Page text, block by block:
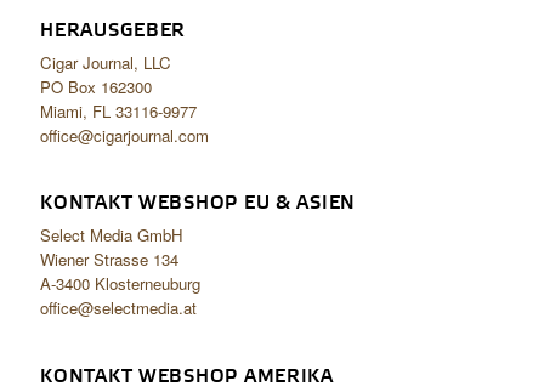
HERAUSGEBER
Cigar Journal, LLC
PO Box 162300
Miami, FL 33116-9977
office@cigarjournal.com
KONTAKT WEBSHOP EU & ASIEN
Select Media GmbH
Wiener Strasse 134
A-3400 Klosterneuburg
office@selectmedia.at
KONTAKT WEBSHOP AMERIKA